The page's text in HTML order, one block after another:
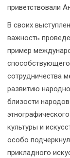
приветствовали
В своих
важность
пример
способствующего
сотрудничества
развитию
близости
культуры и
особо
прикладного